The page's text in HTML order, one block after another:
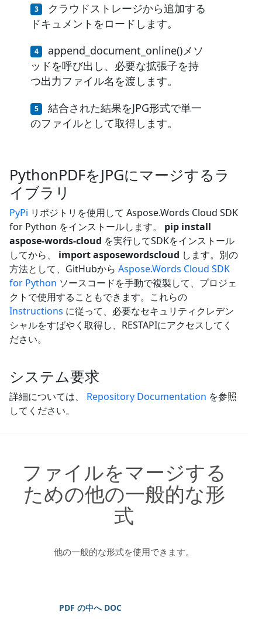
クラウドストレージから追加する
ドキュメントをロードします。
append_document_online()メソ
ッドを呼び出し、必要な拡張子を持
つ出力ファイル名を渡します。
結合された結果をJPG形式で単一
のファイルとして取得します。
PythonPDFをJPGにマージするラ
イブラリ
PyPi リポジトリを使用して Aspose.Words Cloud SDK
for Python をインストールします。 pip install
aspose-words-cloud を実行してSDKをインストール
してから、 import asposewordscloud します。別の
方法として、GitHubから Aspose.Words Cloud SDK
for Python ソースコードを手動で複製して、プロジェ
クトで使用することもできます。これらの
Instructions に従って、必要なセキュリティクレデン
シャルをすばやく取得し、RESTAPIにアクセスしてく
ださい。
システム要求
詳細については、 Repository Documentation を参照
してください。
ファイルをマージする
ための他の一般的な形
式
他の一般的な形式を使用できます。
PDF の中へ DOC